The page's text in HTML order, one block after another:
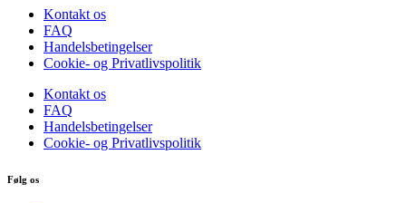
Kontakt os
FAQ
Handelsbetingelser
Cookie- og Privatlivspolitik
Kontakt os
FAQ
Handelsbetingelser
Cookie- og Privatlivspolitik
Følg os